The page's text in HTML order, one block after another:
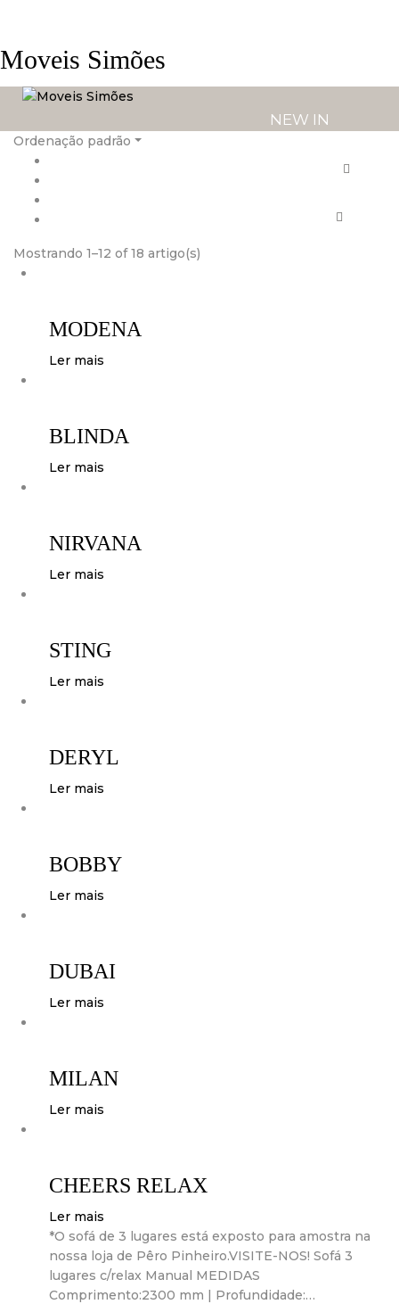
Moveis Simões
NEW IN
Ordenação padrão
Mostrando 1–12 of 18 artigo(s)
MODENA
Ler mais
BLINDA
Ler mais
NIRVANA
Ler mais
STING
Ler mais
DERYL
Ler mais
BOBBY
Ler mais
DUBAI
Ler mais
MILAN
Ler mais
CHEERS RELAX
Ler mais
*O sofá de 3 lugares está exposto para amostra na
nossa loja de Pêro Pinheiro.VISITE-NOS! Sofá 3
lugares c/relax Manual MEDIDAS
Comprimento:2300 mm | Profundidade:…